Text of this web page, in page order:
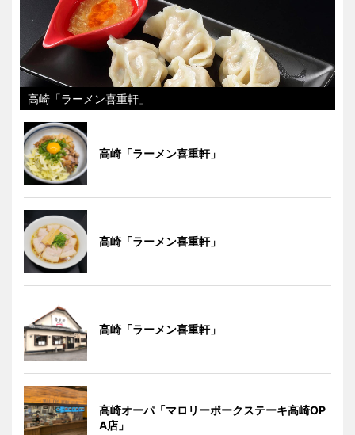
高崎「ラーメン喜重軒」
高崎「ラーメン喜重軒」
高崎「ラーメン喜重軒」
高崎「ラーメン喜重軒」
高崎オーパ「マロリーポークステーキ高崎OP
A店」